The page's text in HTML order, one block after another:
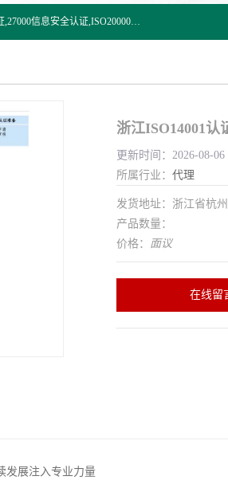
杭州贝安企业管理有限公司:iso咨询,杭州ISO认证,iso认证咨询,国军标认证,iso环境认证,27000信息安全认证,ISO20000信息技术认证,口罩检测报告,32610检测报告,CCRC认证,ISO50001认证,ITSS认证,两化融合认证,出口口罩检测报告等认证代理服务,本公司有近10年的体系咨询经验,能业务覆盖范围南到海南三亚北到新疆阿克苏.
浙江ISO14001认
更新时间：2026-08-
所属行业： 代理
发货地址：浙江省杭
产品数量：
价格： 面议
在线留
发展注入专业力量